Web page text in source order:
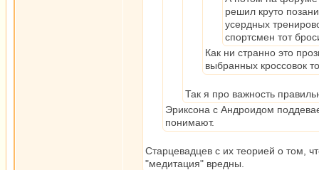
решил круто
усердных
спортсмен тот
Как ни странно это
выбранных кроссовок
Так я про важность
Эриксона с Андроидом
понимают.
Старцевадцев с их теорией о том,
"медитация" вредны.